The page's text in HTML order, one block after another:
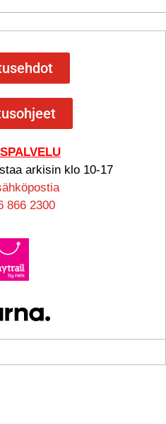
arkisin klo 10-17
866 2300